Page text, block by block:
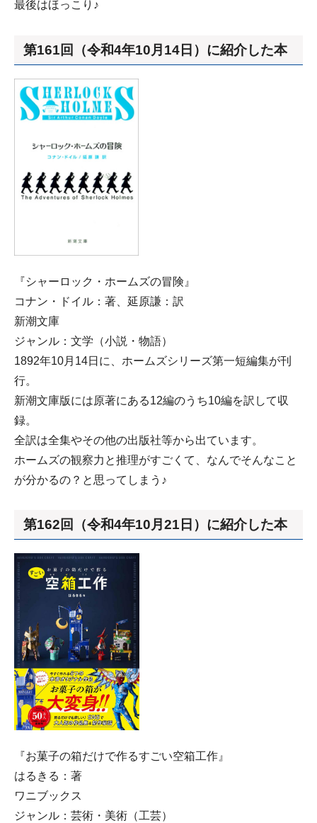
最後はほっこり♪
第161回（令和4年10月14日）に紹介した本
『シャーロック・ホームズの冒険』
コナン・ドイル：著、延原謙：訳
新潮文庫
ジャンル：文学（小説・物語）
1892年10月14日に、ホームズシリーズ第一短編集が刊
行。
新潮文庫版には原著にある12編のうち10編を訳して収
録。
全訳は全集やその他の出版社等から出ています。
ホームズの観察力と推理がすごくて、なんでそんなこと
が分かるの？と思ってしまう♪
第162回（令和4年10月21日）に紹介した本
『お菓子の箱だけで作るすごい空箱工作』
はるきる：著
ワニブックス
ジャンル：芸術・美術（工芸）